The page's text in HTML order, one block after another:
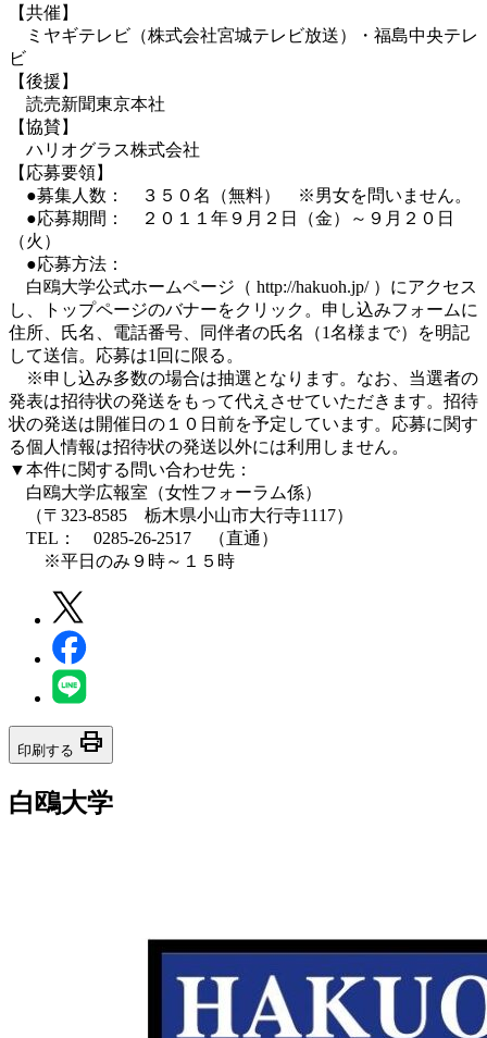
【共催】
ミヤギテレビ（株式会社宮城テレビ放送）・福島中央テレ
ビ
【後援】
読売新聞東京本社
【協賛】
ハリオグラス株式会社
【応募要領】
●募集人数： ３５０名（無料） ※男女を問いません。
●応募期間： ２０１１年９月２日（金）～９月２０日
（火）
●応募方法：
白鴎大学公式ホームページ（ http://hakuoh.jp/ ）にアクセス
し、トップページのバナーをクリック。申し込みフォームに
住所、氏名、電話番号、同伴者の氏名（1名様まで）を明記
して送信。応募は1回に限る。
※申し込み多数の場合は抽選となります。なお、当選者の
発表は招待状の発送をもって代えさせていただきます。招待
状の発送は開催日の１０日前を予定しています。応募に関す
る個人情報は招待状の発送以外には利用しません。
▼本件に関する問い合わせ先：
白鴎大学広報室（女性フォーラム係）
（〒323-8585 栃木県小山市大行寺1117）
TEL： 0285-26-2517 （直通）
※平日のみ９時～１５時
印刷する print
白鴎大学